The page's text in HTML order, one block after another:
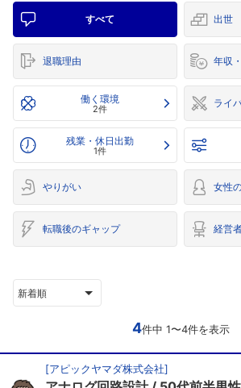
すべて 出世
退職理由 年収
働く環境
2件 ライ
残業・休日出勤
1件
やりがい 女性
転職後のギャップ 経営
新着順
4件中 1〜4件を表示
[アピックヤマダ株式会社]